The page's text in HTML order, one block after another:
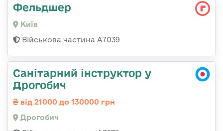
Фельдшер
Київ
Військова частина А7039
Санітарний інструктор у
Дрогобич
від 21000 до 130000 грн
Дрогобич